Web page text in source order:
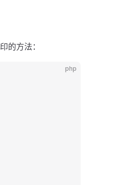
的方法：
php